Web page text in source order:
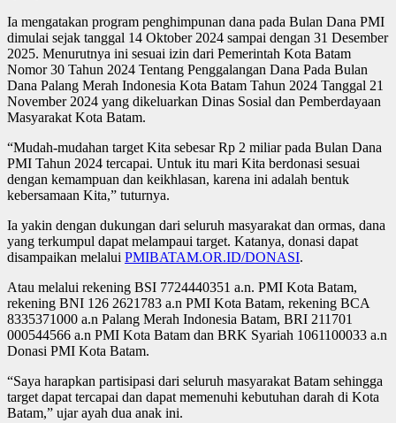
Ia mengatakan program penghimpunan dana pada Bulan Dana PMI
dimulai sejak tanggal 14 Oktober 2024 sampai dengan 31 Desember
2025. Menurutnya ini sesuai izin dari Pemerintah Kota Batam
Nomor 30 Tahun 2024 Tentang Penggalangan Dana Pada Bulan
Dana Palang Merah Indonesia Kota Batam Tahun 2024 Tanggal 21
November 2024 yang dikeluarkan Dinas Sosial dan Pemberdayaan
Masyarakat Kota Batam.
“Mudah-mudahan target Kita sebesar Rp 2 miliar pada Bulan Dana
PMI Tahun 2024 tercapai. Untuk itu mari Kita berdonasi sesuai
dengan kemampuan dan keikhlasan, karena ini adalah bentuk
kebersamaan Kita,” tuturnya.
Ia yakin dengan dukungan dari seluruh masyarakat dan ormas, dana
yang terkumpul dapat melampaui target. Katanya, donasi dapat
disampaikan melalui PMIBATAM.OR.ID/DONASI.
Atau melalui rekening BSI 7724440351 a.n. PMI Kota Batam,
rekening BNI 126 2621783 a.n PMI Kota Batam, rekening BCA
8335371000 a.n Palang Merah Indonesia Batam, BRI 211701
000544566 a.n PMI Kota Batam dan BRK Syariah 1061100033 a.n
Donasi PMI Kota Batam.
“Saya harapkan partisipasi dari seluruh masyarakat Batam sehingga
target dapat tercapai dan dapat memenuhi kebutuhan darah di Kota
Batam,” ujar ayah dua anak ini.